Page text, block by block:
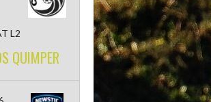
L2
QUIMPER